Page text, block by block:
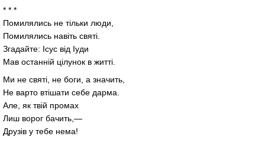
* * *
Помилялись не тільки люди,
Помилялись навіть святі.
Згадайте: Ісус від Іуди
Мав останній цілунок в житті.
Ми не святі, не боги, а значить,
Не варто втішати себе дарма.
Але, як твій промах
Лиш ворог бачить,—
Друзів у тебе нема!